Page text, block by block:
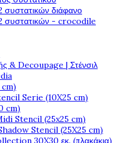
συστατικών διάφανο
συστατικών - crocodile
& Decoupage | Στένσιλ
Serie (10X25 cm)
cm)
Stencil (25x25 cm)
Stencil (25X25 cm)
30X30 εκ. (πλακάκια)